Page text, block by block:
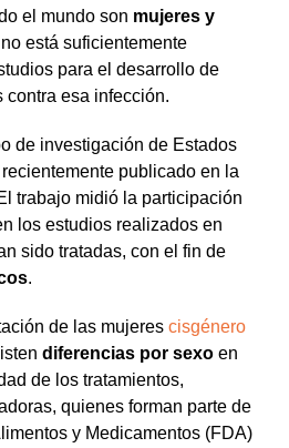
el mundo son mujeres y
está suficientemente
para el desarrollo de
contra esa infección.
de investigación de Estados
publicado en la
trabajo midió la participación
los estudios realizados en
sido tratadas, con el fin de
.
de las mujeres cisgénero
diferencias por sexo en
de los tratamientos,
quienes forman parte de
y Medicamentos (FDA)